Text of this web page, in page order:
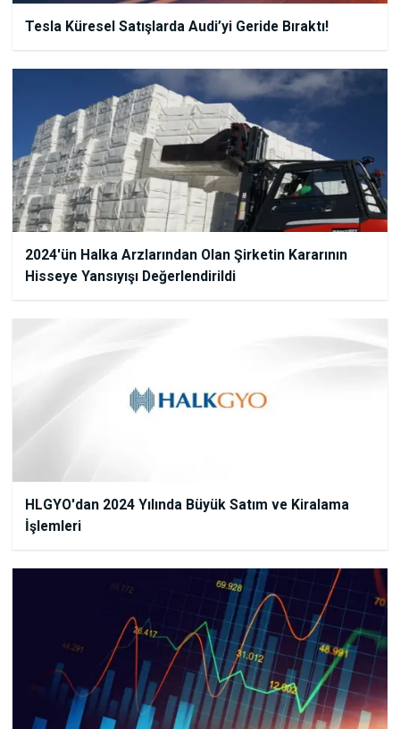
Tesla Küresel Satışlarda Audi’yi Geride Bıraktı!
2024'ün Halka Arzlarından Olan Şirketin Kararının
Hisseye Yansıyışı Değerlendirildi
HLGYO'dan 2024 Yılında Büyük Satım ve Kiralama
İşlemleri